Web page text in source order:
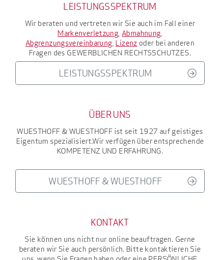
LEISTUNGSSPEKTRUM
Wir beraten und vertreten wir Sie auch im Fall einer
Markenverletzung,Abmahnung,
Abgrenzungsvereinbarung, Lizenz oder bei anderen
Fragen des GEWERBLICHEN RECHTSSCHUTZES.
LEISTUNGSSPEKTRUM
ÜBER UNS
WUESTHOFF & WUESTHOFF ist seit 1927 auf geistiges
Eigentum spezialisiert.Wir verfügen über entsprechende
KOMPETENZ UND ERFAHRUNG.
WUESTHOFF & WUESTHOFF
KONTAKT
Sie können uns nicht nur online beauftragen. Gerne
beraten wir Sie auch persönlich. Bitte kontaktieren Sie